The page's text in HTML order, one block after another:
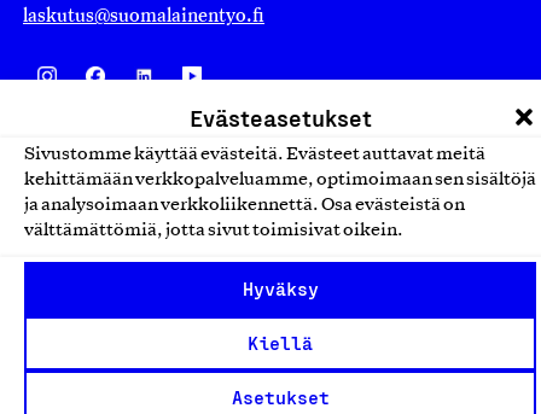
Evästeasetukset
Sivustomme käyttää evästeitä. Evästeet auttavat meitä
kehittämään verkkopalveluamme, optimoimaan sen sisältöjä
ja analysoimaan verkkoliikennettä. Osa evästeistä on
välttämättömiä, jotta sivut toimisivat oikein.
Hyväksy
Kiellä
Asetukset
laskutus@suomalainentyo.fi
Avainlippu
Yhteiskunnallinen Yritys -merkki